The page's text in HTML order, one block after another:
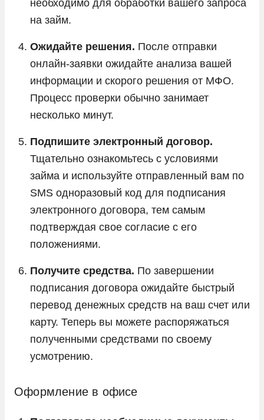
необходимо для обработки вашего запроса
на займ.
Ожидайте решения. После отправки
онлайн-заявки ожидайте анализа вашей
информации и скорого решения от МФО.
Процесс проверки обычно занимает
несколько минут.
Подпишите электронный договор.
Тщательно ознакомьтесь с условиями
займа и используйте отправленный вам по
SMS одноразовый код для подписания
электронного договора, тем самым
подтверждая свое согласие с его
положениями.
Получите средства. По завершении
подписания договора ожидайте быстрый
перевод денежных средств на ваш счет или
карту. Теперь вы можете распоряжаться
полученными средствами по своему
усмотрению.
Оформление в офисе